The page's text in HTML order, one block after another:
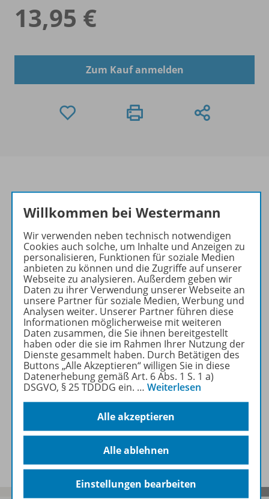
13,95 €
Zum Kauf anmelden
Produktinformationen
Beschreibung
Lizenzbedingungen
Zugehörige Produkte
Demoversion
Benachrichtigungs-Service
Willkommen bei Westermann
Wir verwenden neben technisch notwendigen
Cookies auch solche, um Inhalte und Anzeigen zu
personalisieren, Funktionen für soziale Medien
anbieten zu können und die Zugriffe auf unserer
Webseite zu analysieren. Außerdem geben wir
Daten zu ihrer Verwendung unserer Webseite an
unsere Partner für soziale Medien, Werbung und
Analysen weiter. Unserer Partner führen diese
Informationen möglicherweise mit weiteren
Daten zusammen, die Sie ihnen bereitgestellt
haben oder die sie im Rahmen Ihrer Nutzung der
Dienste gesammelt haben. Durch Betätigen des
Buttons „Alle Akzeptieren“ willigen Sie in diese
Datenerhebung gemäß Art. 6 Abs. 1 S. 1 a)
DSGVO, § 25 TDDDG ein. … Weiterlesen
Alle akzeptieren
Alle ablehnen
Einstellungen bearbeiten